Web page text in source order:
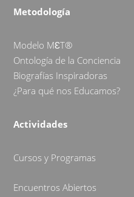
Metodología
Modelo MƐT®
Ontología de la Conciencia
Biografías Inspiradoras
¿Para qué nos Educamos?
Actividades
Cursos y Programas
Encuentros Abiertos